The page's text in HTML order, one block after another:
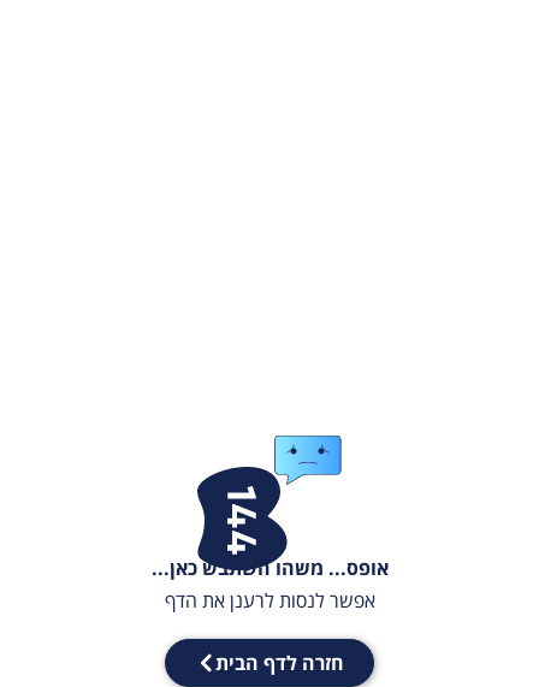
אופס... משהו השתבש כאן...
אפשר לנסות לרענן את הדף
חזרה לדף הבית